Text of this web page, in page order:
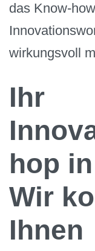
das Know-
wirkungsvoll
Ihr
hop
Wir
Ihnen